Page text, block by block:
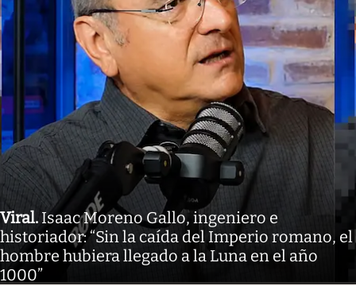
Viral. Isaac Moreno Gallo, ingeniero e
historiador: “Sin la caída del Imperio romano, el
hombre hubiera llegado a la Luna en el año
1000”